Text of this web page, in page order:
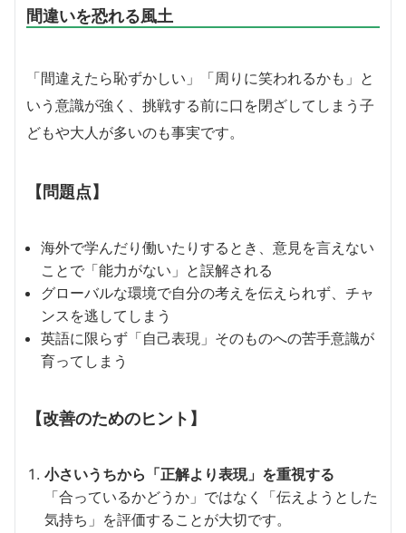
間違いを恐れる風土
「間違えたら恥ずかしい」「周りに笑われるかも」と
いう意識が強く、挑戦する前に口を閉ざしてしまう子
どもや大人が多いのも事実です。
【問題点】
海外で学んだり働いたりするとき、意見を言えない
ことで「能力がない」と誤解される
グローバルな環境で自分の考えを伝えられず、チャ
ンスを逃してしまう
英語に限らず「自己表現」そのものへの苦手意識が
育ってしまう
【改善のためのヒント】
小さいうちから「正解より表現」を重視する
「合っているかどうか」ではなく「伝えようとした
気持ち」を評価することが大切です。